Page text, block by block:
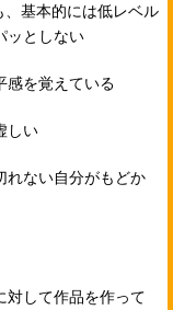
、基本的には低レベル
ッとしない
感を覚えている
しい
れない自分がもどか
対して作品を作って